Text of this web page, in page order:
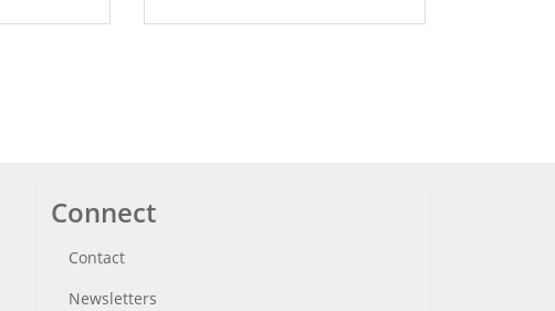
Connect
Contact
Newsletters